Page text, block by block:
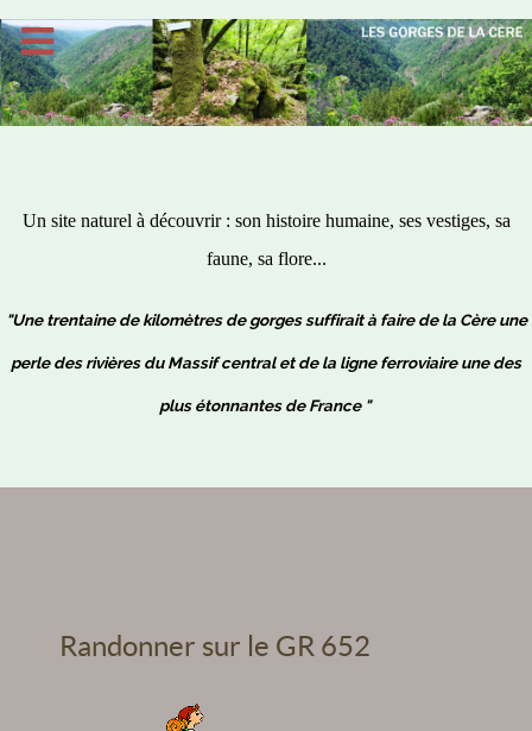
Un site naturel à découvrir : son histoire humaine, ses vestiges, sa
faune, sa flore...
"Une trentaine de kilomètres de gorges suffirait à faire de la Cère une
perle des rivières du Massif central et de la ligne ferroviaire une des
plus étonnantes de France "
Randonner sur le GR 652